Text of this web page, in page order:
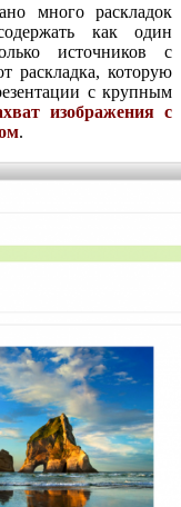
много раскладок
как один
источников с
раскладка, которую
с крупным
изображения с
.